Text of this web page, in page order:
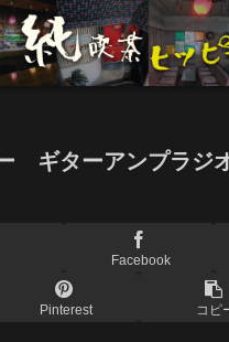
ギターアンプラジ
Facebook
Pinterest コピ